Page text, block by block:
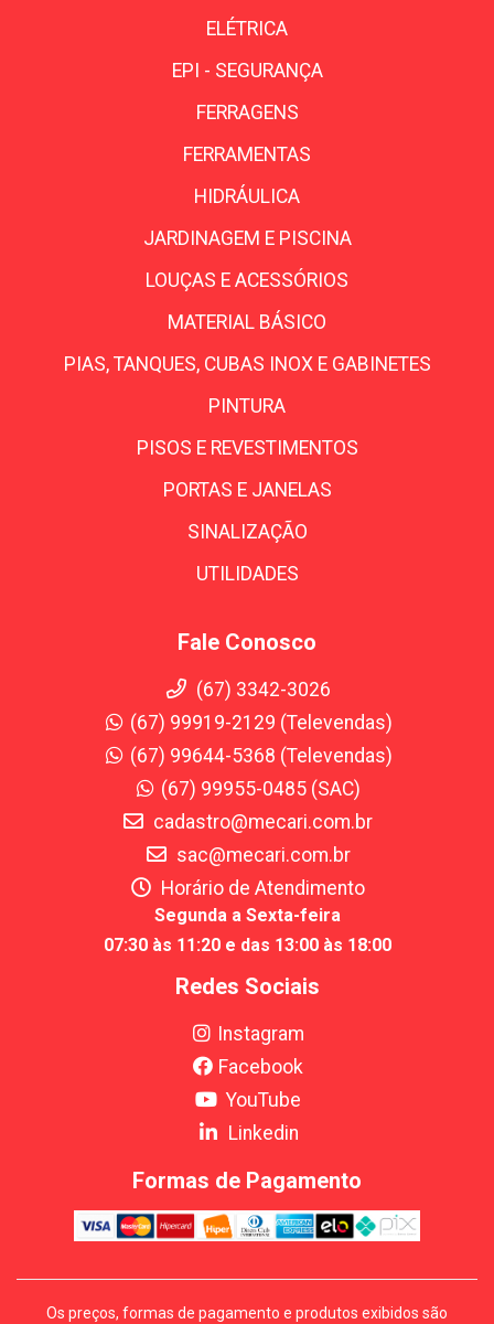
ELÉTRICA
EPI - SEGURANÇA
FERRAGENS
FERRAMENTAS
HIDRÁULICA
JARDINAGEM E PISCINA
LOUÇAS E ACESSÓRIOS
MATERIAL BÁSICO
PIAS, TANQUES, CUBAS INOX E GABINETES
PINTURA
PISOS E REVESTIMENTOS
PORTAS E JANELAS
SINALIZAÇÃO
UTILIDADES
Fale Conosco
(67) 3342-3026
(67) 99919-2129 (Televendas)
(67) 99644-5368 (Televendas)
(67) 99955-0485 (SAC)
cadastro@mecari.com.br
sac@mecari.com.br
Horário de Atendimento
Segunda a Sexta-feira
07:30 às 11:20 e das 13:00 às 18:00
Redes Sociais
Instagram
Facebook
YouTube
Linkedin
Formas de Pagamento
Os preços, formas de pagamento e produtos exibidos são